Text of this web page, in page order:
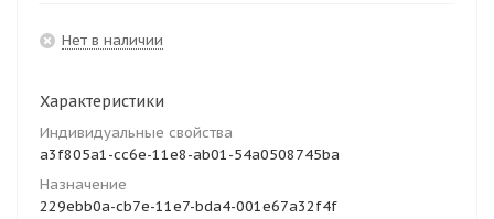
Нет в наличии
Характеристики
Индивидуальные свойства
a3f805a1-cc6e-11e8-ab01-54a0508745ba
Назначение
229ebb0a-cb7e-11e7-bda4-001e67a32f4f